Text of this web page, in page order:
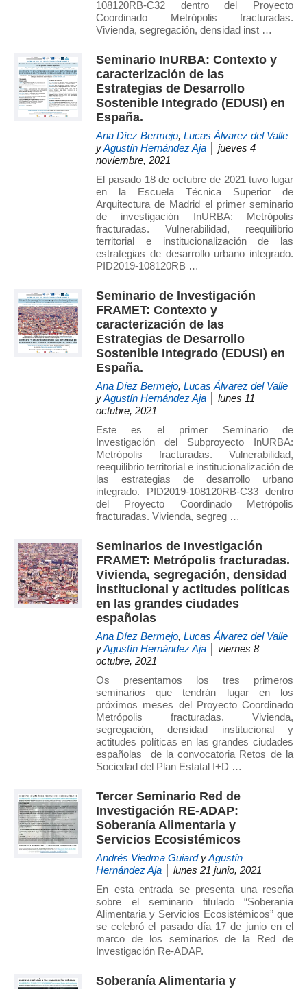
108120RB-C32 dentro del Proyecto
Coordinado Metrópolis fracturadas.
Vivienda, segregación, densidad inst …
Seminario InURBA: Contexto y
caracterización de las
Estrategias de Desarrollo
Sostenible Integrado (EDUSI) en
España.
Ana Díez Bermejo, Lucas Álvarez del Valle
yAgustín Hernández Aja │ jueves 4
noviembre, 2021
El pasado 18 de octubre de 2021 tuvo lugar
en la Escuela Técnica Superior de
Arquitectura de Madrid el primer seminario
de investigación InURBA: Metrópolis
fracturadas. Vulnerabilidad, reequilibrio
territorial e institucionalización de las
estrategias de desarrollo urbano integrado.
PID2019-108120RB …
Seminario de Investigación
FRAMET: Contexto y
caracterización de las
Estrategias de Desarrollo
Sostenible Integrado (EDUSI) en
España.
Ana Díez Bermejo, Lucas Álvarez del Valle
yAgustín Hernández Aja │ lunes 11
octubre, 2021
Este es el primer Seminario de
Investigación del Subproyecto InURBA:
Metrópolis fracturadas. Vulnerabilidad,
reequilibrio territorial e institucionalización de
las estrategias de desarrollo urbano
integrado. PID2019-108120RB-C33 dentro
del Proyecto Coordinado Metrópolis
fracturadas. Vivienda, segreg …
Seminarios de Investigación
FRAMET: Metrópolis fracturadas.
Vivienda, segregación, densidad
institucional y actitudes políticas
en las grandes ciudades
españolas
Ana Díez Bermejo, Lucas Álvarez del Valle
yAgustín Hernández Aja │ viernes 8
octubre, 2021
Os presentamos los tres primeros
seminarios que tendrán lugar en los
próximos meses del Proyecto Coordinado
Metrópolis fracturadas. Vivienda,
segregación, densidad institucional y
actitudes políticas en las grandes ciudades
españolas de la convocatoria Retos de la
Sociedad del Plan Estatal I+D …
Tercer Seminario Red de
Investigación RE-ADAP:
Soberanía Alimentaria y
Servicios Ecosistémicos
Andrés Viedma GuiardyAgustín
Hernández Aja │ lunes 21 junio, 2021
En esta entrada se presenta una reseña
sobre el seminario titulado “Soberanía
Alimentaria y Servicios Ecosistémicos” que
se celebró el pasado día 17 de junio en el
marco de los seminarios de la Red de
Investigación Re-ADAP.
Soberanía Alimentaria y